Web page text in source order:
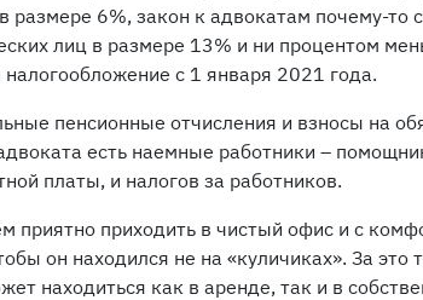
размере 6%, закон к адвокатам почему-то
лиц в размере 13% и ни процентом
налогообложение с 1 января 2021 года.
пенсионные отчисления и взносы на
есть наемные работники –
платы, и налогов за работников.
приятно приходить в чистый офис и с
он находился не на «куличиках». За это
находиться как в аренде, так и в